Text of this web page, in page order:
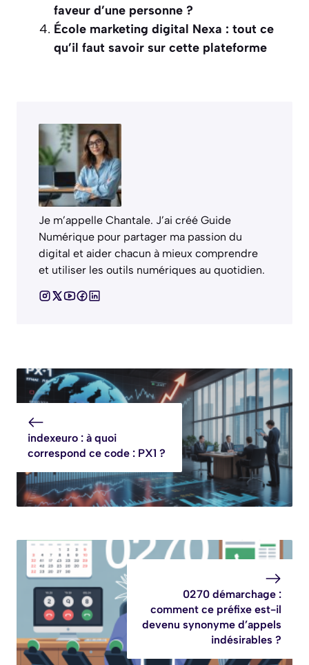
faveur d’une personne ?
École marketing digital Nexa : tout ce
qu’il faut savoir sur cette plateforme
Je m’appelle Chantale. J’ai créé Guide
Numérique pour partager ma passion du
digital et aider chacun à mieux comprendre
et utiliser les outils numériques au quotidien.
indexeuro : à quoi
correspond ce code : PX1 ?
0270 démarchage :
comment ce préfixe est-il
devenu synonyme d’appels
indésirables ?